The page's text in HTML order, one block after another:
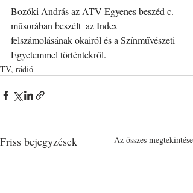
Bozóki András az ATV Egyenes beszéd c.
műsorában beszélt  az Index
felszámolásának okairól és a Színművészeti
Egyetemmel történtekről.
TV, rádió
Friss bejegyzések Az összes megtekintése